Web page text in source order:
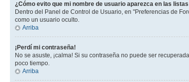
¿Cómo evito que mi nombre de usuario aparezca en las
Dentro del Panel de Control de Usuario, en "Preferencias de
como un usuario oculto.
Arriba
¡Perdí mi contraseña!
No se asuste, ¡calma! Si su contraseña no puede ser
poco tiempo.
Arriba